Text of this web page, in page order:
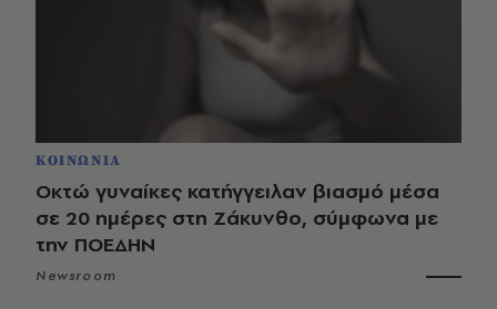
ΚΟΙΝΩΝΙΑ
Οκτώ γυναίκες κατήγγειλαν βιασμό μέσα
σε 20 ημέρες στη Ζάκυνθο, σύμφωνα με
την ΠΟΕΔΗΝ
Newsroom